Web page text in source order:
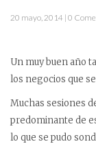
20 mayo, 2014 | 0
Un muy buen año
los negocios que
Muchas sesiones
predominante de
lo que se pudo